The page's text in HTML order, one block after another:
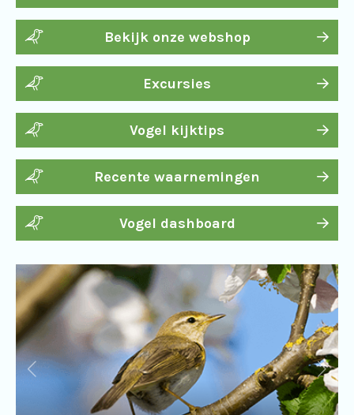
Bekijk onze webshop
Excursies
Vogel kijktips
Recente waarnemingen
Vogel dashboard